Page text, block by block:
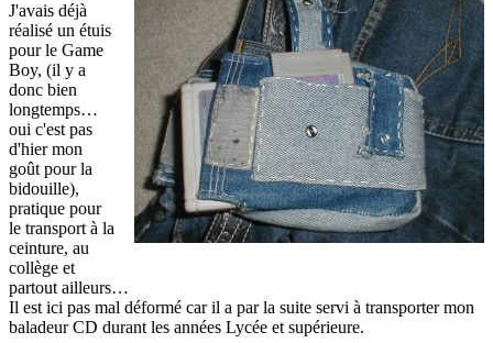
J'avais déjà
réalisé un étuis
pour le Game
Boy, (il y a
donc bien
longtemps…
oui c'est pas
d'hier mon
goût pour la
bidouille),
pratique pour
le transport à la
ceinture, au
collège et
partout ailleurs…
Il est ici pas mal déformé car il a par la suite servi à transporter mon
baladeur CD durant les années Lycée et supérieure.